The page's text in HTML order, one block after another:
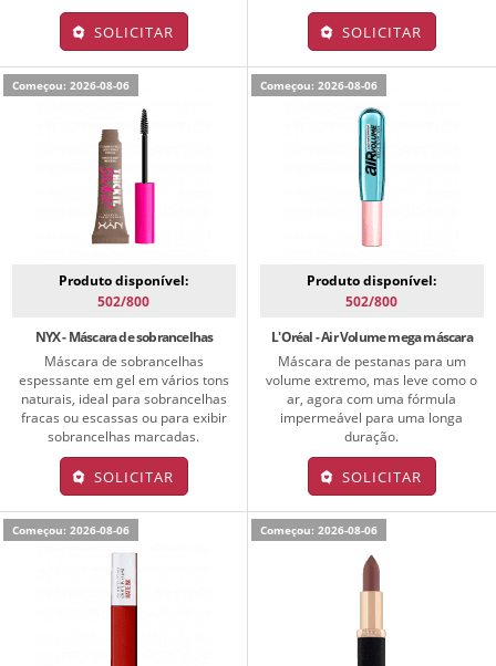
SOLICITAR SOLICITAR
Começou: 2026-08-06
Produto disponível:
502/800
NYX - Máscara de sobrancelhas
Máscara de sobrancelhas
espessante em gel em vários tons
naturais, ideal para sobrancelhas
fracas ou escassas ou para exibir
sobrancelhas marcadas.
SOLICITAR
Começou: 2026-08-06
Produto disponível:
502/800
L'Oréal - Air Volume mega máscara
Máscara de pestanas para um
volume extremo, mas leve como o
ar, agora com uma fórmula
impermeável para uma longa
duração.
SOLICITAR
Começou: 2026-08-06 Começou: 2026-08-06